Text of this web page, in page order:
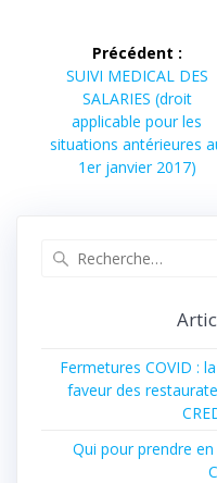
Précédent :
SUIVI MEDICAL DES
SALARIES (droit
applicable pour les
situations antérieures
1er janvier 2017)
Fermetures COVID :
faveur des
Qui pour prendre